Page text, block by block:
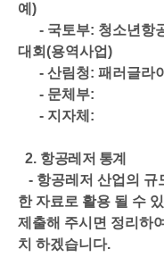
예 )
- 국토부: 청소년항
대회 (용역사업)
- 산림청: 패러글라
- 문체부:
- 지자체 :
2. 항공레저 통계
- 항공레저 산업의 규
한 자료로 활용 될 수
제출해 주시면 정리하
치 하겠습니다.